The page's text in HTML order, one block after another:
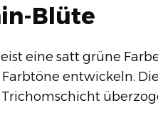
Blüte
eine satt grüne
entwickeln.